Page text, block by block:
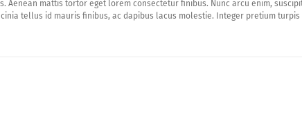
Aenean mattis tortor eget lorem consectetur finibus. Nunc arcu enim,
tellus id mauris finibus, ac dapibus lacus molestie. Integer pretium